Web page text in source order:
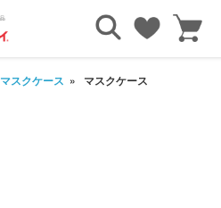
マスクケース マスクケース